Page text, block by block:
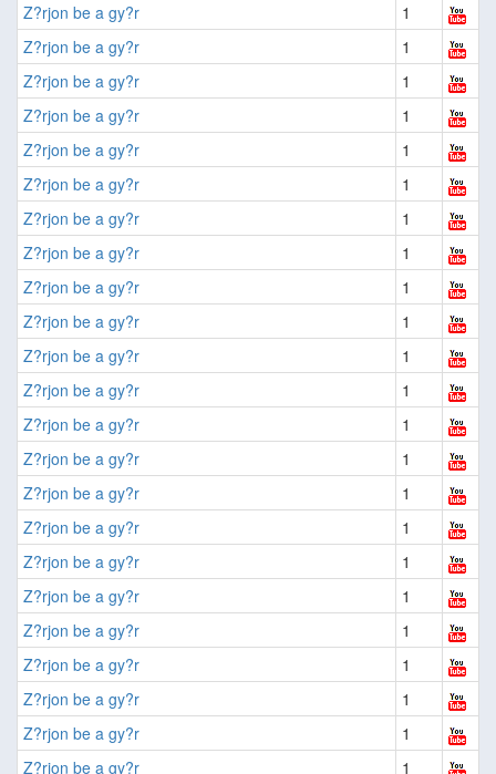
Z?rjon be a gy?r
1
Z?rjon be a gy?r
1
Z?rjon be a gy?r
1
Z?rjon be a gy?r
1
Z?rjon be a gy?r
1
Z?rjon be a gy?r
1
Z?rjon be a gy?r
1
Z?rjon be a gy?r
1
Z?rjon be a gy?r
1
Z?rjon be a gy?r
1
Z?rjon be a gy?r
1
Z?rjon be a gy?r
1
Z?rjon be a gy?r
1
Z?rjon be a gy?r
1
Z?rjon be a gy?r
1
Z?rjon be a gy?r
1
Z?rjon be a gy?r
1
Z?rjon be a gy?r
1
Z?rjon be a gy?r
1
Z?rjon be a gy?r
1
Z?rjon be a gy?r
1
Z?rjon be a gy?r
1
Z?rjon be a gy?r
1